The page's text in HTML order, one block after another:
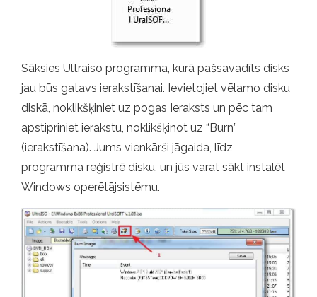
Sāksies Ultraiso programma, kurā pašsavadīts disks
jau būs gatavs ierakstīšanai. Ievietojiet vēlamo disku
diskā, noklikšķiniet uz pogas Ieraksts un pēc tam
apstipriniet ierakstu, noklikšķinot uz “Burn”
(ierakstīšana). Jums vienkārši jāgaida, līdz
programma reģistrē disku, un jūs varat sākt instalēt
Windows operētājsistēmu.